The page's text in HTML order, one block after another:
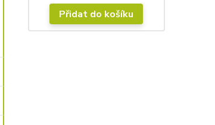
Přidat do košíku